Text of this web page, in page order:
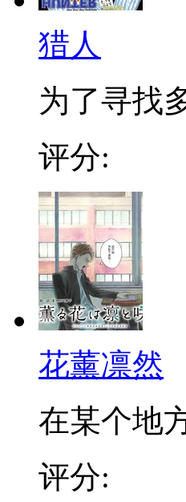
猎人
为了寻找
评分:
花薰凛然
在某个地
评分: